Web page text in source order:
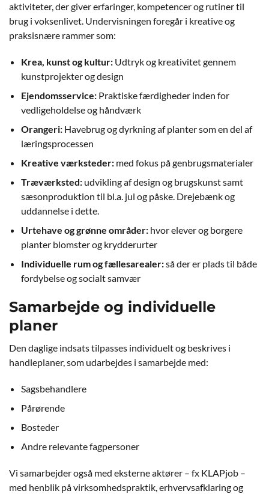
aktiviteter, der giver erfaringer, kompetencer og rutiner til
brug i voksenlivet. Undervisningen foregår i kreative og
praksisnære rammer som:
Krea, kunst og kultur: Udtryk og kreativitet gennem
kunstprojekter og design
Ejendomsservice: Praktiske færdigheder inden for
vedligeholdelse og håndværk
Orangeri: Havebrug og dyrkning af planter som en del af
læringsprocessen
Kreative værksteder: med fokus på genbrugsmaterialer
Træværksted: udvikling af design og brugskunst samt
sæsonproduktion til bl.a. jul og påske. Drejebænk og
uddannelse i dette.
Urtehave og grønne områder: hvor elever og borgere
planter blomster og krydderurter
Individuelle rum og fællesarealer:så der er plads til både
fordybelse og socialt samvær
Samarbejde og individuelle
planer
Den daglige indsats tilpasses individuelt og beskrives i
handleplaner, som udarbejdes i samarbejde med:
Sagsbehandlere
Pårørende
Bosteder
Andre relevante fagpersoner
Vi samarbejder også med eksterne aktører – fx KLAPjob –
med henblik på virksomhedspraktik, erhvervsafklaring og